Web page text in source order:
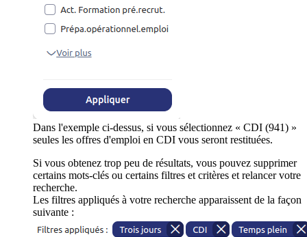
Dans l'exemple ci-dessus, si vous sélectionnez « CDI (941) »
seules les offres d'emploi en CDI vous seront restituées.
Si vous obtenez trop peu de résultats, vous pouvez supprimer
certains mots-clés ou certains filtres et critères et relancer votre
recherche.
Les filtres appliqués à votre recherche apparaissent de la façon
suivante :